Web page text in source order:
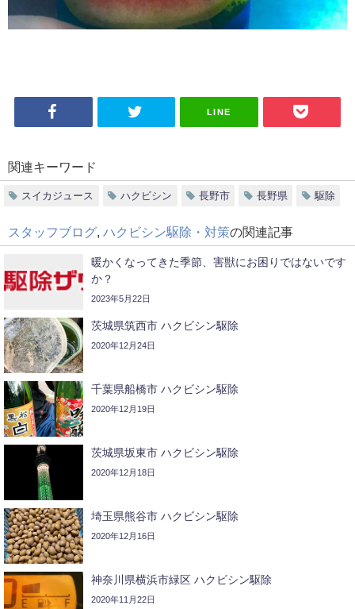
LINE
関連キーワード
スイカジュース ハクビシン 長野市 長野県 駆除
スタッフブログ ハクビシン駆除・対策の関連記事
暖かくなってきた季節、害獣にお困りではないです
か？
2023年5月22日
茨城県筑西市 ハクビシン駆除
2020年12月24日
千葉県船橋市 ハクビシン駆除
2020年12月19日
茨城県坂東市 ハクビシン駆除
2020年12月18日
埼玉県熊谷市 ハクビシン駆除
2020年12月16日
神奈川県横浜市緑区 ハクビシン駆除
2020年11月22日